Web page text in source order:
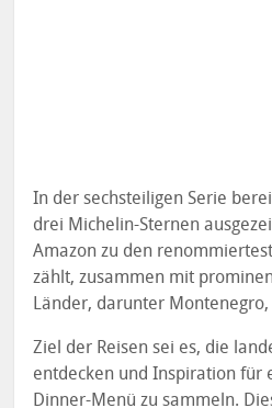
In der sechsteiligen Serie
drei Michelin-Sternen
Amazon zu den
zählt, zusammen mit
Länder, darunter
Ziel der Reisen sei es, die
entdecken und Inspiration für
Dinner-Menü zu sammeln.